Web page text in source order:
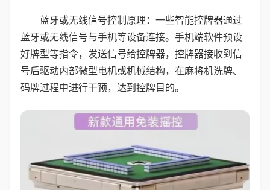
蓝牙或无线信号控制原理：一些智能控牌器通过
蓝牙或无线信号与手机等设备连接。手机端软件预设
好牌型等指令，发送信号给控牌器，控牌器接收到信
号后驱动内部微型电机或机械结构，在麻将机洗牌、
码牌过程中进行干预，达到控牌目的。